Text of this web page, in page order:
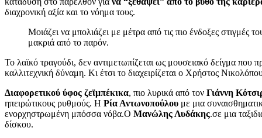
διαχρονική αξία και το νόημα τους.
Μοιάζει να μπολιάζει με μέτρα από τις πιο ένδοξες στιγμές
μακριά από το παρόν.
Το λαϊκό τραγούδι, δεν αντιμετωπίζεται ως μουσειακό δείγμα που
καλλιτεχνική δύναμη. Κι έτσι το διαχειρίζεται ο Χρήστος
Διαφορετικού ύφος ζεϊμπέκικα, πιο λυρικά από τον Γιάννη
ηπειρώτικους ρυθμούς. Η Ρία Αντωνοπούλου με μια
ενορχηστρωμένη μπόσσα νόβα.Ο Μανώλης Λυδάκης.σε μια
δίσκου.